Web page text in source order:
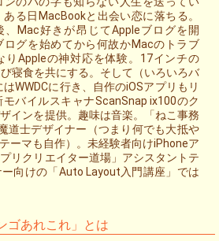
ある日MacBookと出会い恋に落ちる。
、Mac好きが昂じてAppleブログを開
ログを始めてから何故かMacのトラブ
りAppleの神対応を体験。17インチの
寝食を共にする。そして（いろいろバ
WWDCに行き、自作のiOSアプリもリ
バイルスキャナScanSnap ix100のク
インを提供。趣味は音楽。「ねこ事務
道士デザイナー（つまり何でも大抵や
ーマも自作）。未経験者向けiPhoneア
リクリエイター道場」アシスタントテ
向けの「Auto Layout入門講座」では
ゴあれこれ」とは